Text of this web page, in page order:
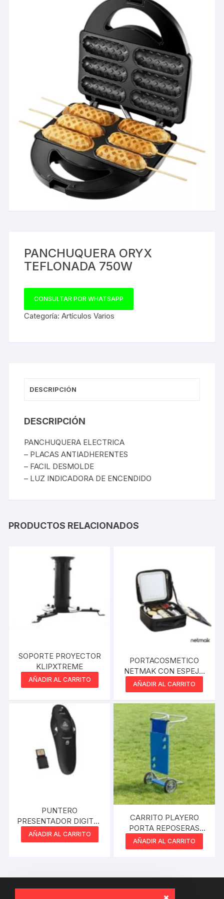
PANCHUQUERA ORYX
TEFLONADA 750W
CONSULTAR POR WHATSAPP
Categoría:Artículos Varios
DESCRIPCIÓN
DESCRIPCIÓN
PANCHUQUERA ELECTRICA
– PLACAS ANTIADHERENTES
– FACIL DESMOLDE
– LUZ INDICADORA DE ENCENDIDO
PRODUCTOS RELACIONADOS
SOPORTE PROYECTOR
KLIPXTREME
AÑADIR AL CARRITO
PORTACOSMETICO
NETMAK CON ESPEJO
Y LUZ LED
AÑADIR AL CARRITO
PUNTERO
PRESENTADOR DIGITAL
USB as0901
AÑADIR AL CARRITO
CARRITO PLAYERO
PORTA REPOSERAS
MOR
AÑADIR AL CARRITO